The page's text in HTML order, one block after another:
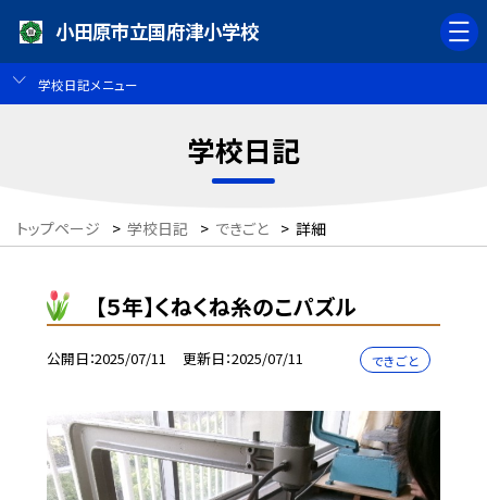
小田原市立国府津小学校
学校日記メニュー
学校日記
トップページ > 学校日記 > できごと > 詳細
【５年】くねくね糸のこパズル
公開日 2025/07/11 更新日 2025/07/11 できごと